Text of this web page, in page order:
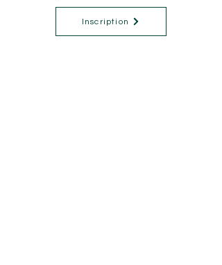
Inscription